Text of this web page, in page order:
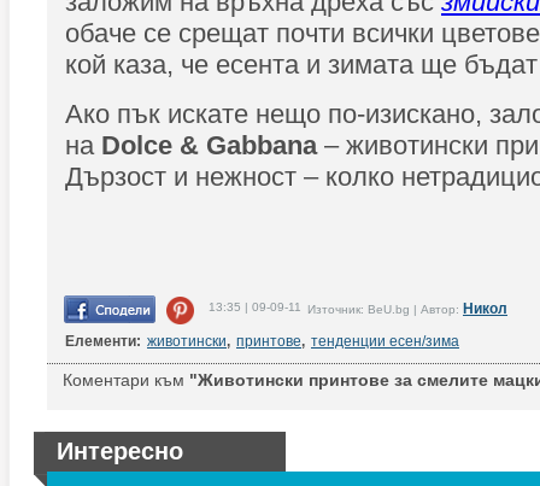
обаче се срещат почти всички
кой каза, че есента и зимата ще
Ако пък искате нещо по-изискано,
наDolce & Gabbana– животински
Дързост и нежност – колко
13:35 | 09-09-11 Източник: BeU.bg | Автор: Никол
Елементи: животински, принтове, тенденции есен/зима
Коментари към "Животински принтове за смелите
Интересно